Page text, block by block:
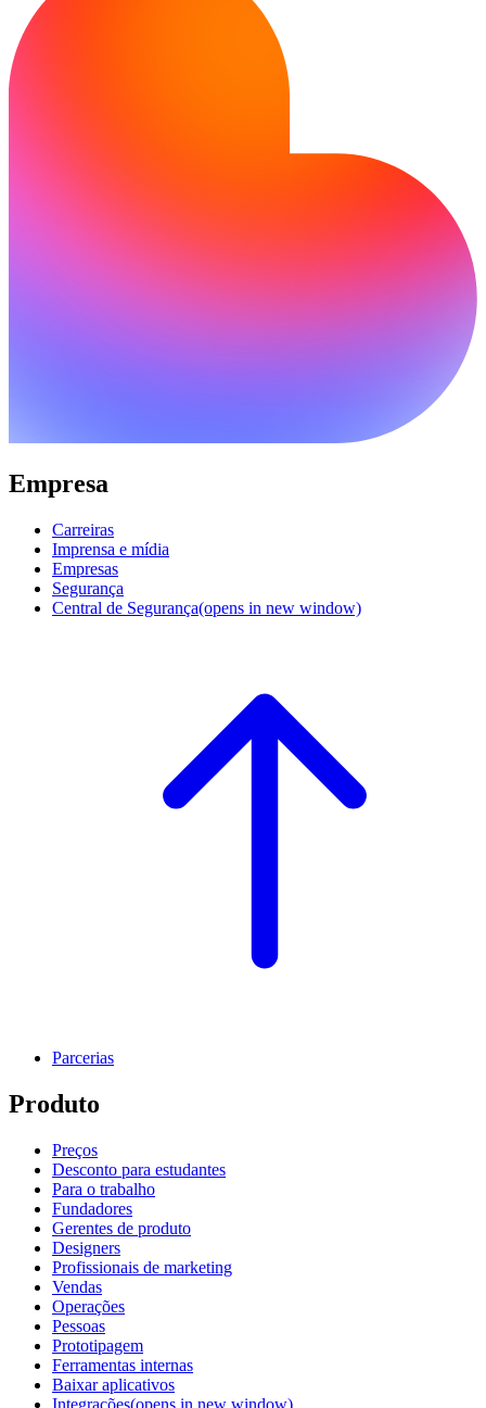
Empresa
Carreiras
Imprensa e mídia
Empresas
Segurança
Central de Segurança(opens in new window)
Parcerias
Produto
Preços
Desconto para estudantes
Para o trabalho
Fundadores
Gerentes de produto
Designers
Profissionais de marketing
Vendas
Operações
Pessoas
Prototipagem
Ferramentas internas
Baixar aplicativos
Integrações(opens in new window)